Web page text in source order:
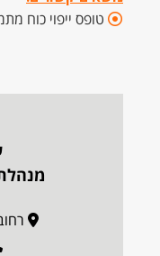
טופס ייפוי כוח
רחוב